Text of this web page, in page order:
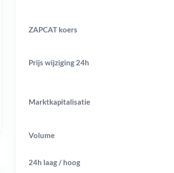
ZAPCAT koers
Prijs wijziging 24h
Marktkapitalisatie
Volume
24h laag / hoog